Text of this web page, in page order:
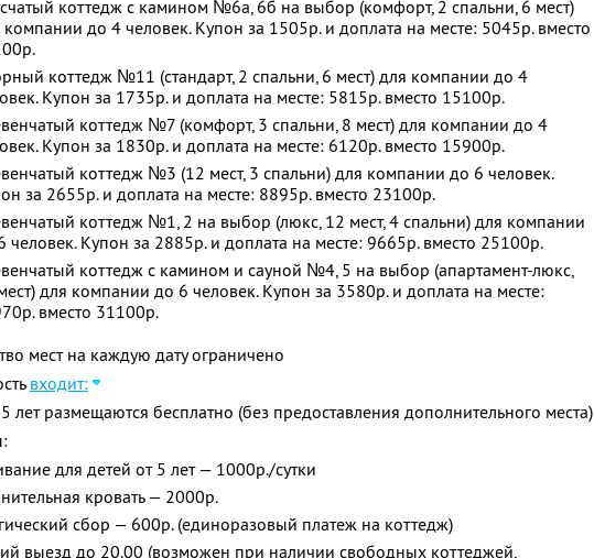
коттедж с камином №6а, 6б на выбор (комфорт, 2 спальни, 6 мест)
компании до 4 человек. Купон за 1505р. и доплата на месте: 5045р. вместо
коттедж №11 (стандарт, 2 спальни, 6 мест) для компании до 4
Купон за 1735р. и доплата на месте: 5815р. вместо 15100р.
коттедж №7 (комфорт, 3 спальни, 8 мест) для компании до 4
Купон за 1830р. и доплата на месте: 6120р. вместо 15900р.
коттедж №3 (12 мест, 3 спальни) для компании до 6 человек.
за 2655р. и доплата на месте: 8895р. вместо 23100р.
коттедж №1, 2 на выбор (люкс, 12 мест, 4 спальни) для компании
человек. Купон за 2885р. и доплата на месте: 9665р. вместо 25100р.
коттедж с камином и сауной №4, 5 на выбор (апартамент-люкс,
для компании до 6 человек. Купон за 3580р. и доплата на месте:
вместо 31100р.
мест на каждую дату ограничено
входит:
лет размещаются бесплатно (без предоставления дополнительного места)
для детей от 5 лет — 1000р./сутки
кровать — 2000р.
сбор — 600р. (единоразовый платеж на коттедж)
выезд до 20.00 (возможен при наличии свободных коттеджей,